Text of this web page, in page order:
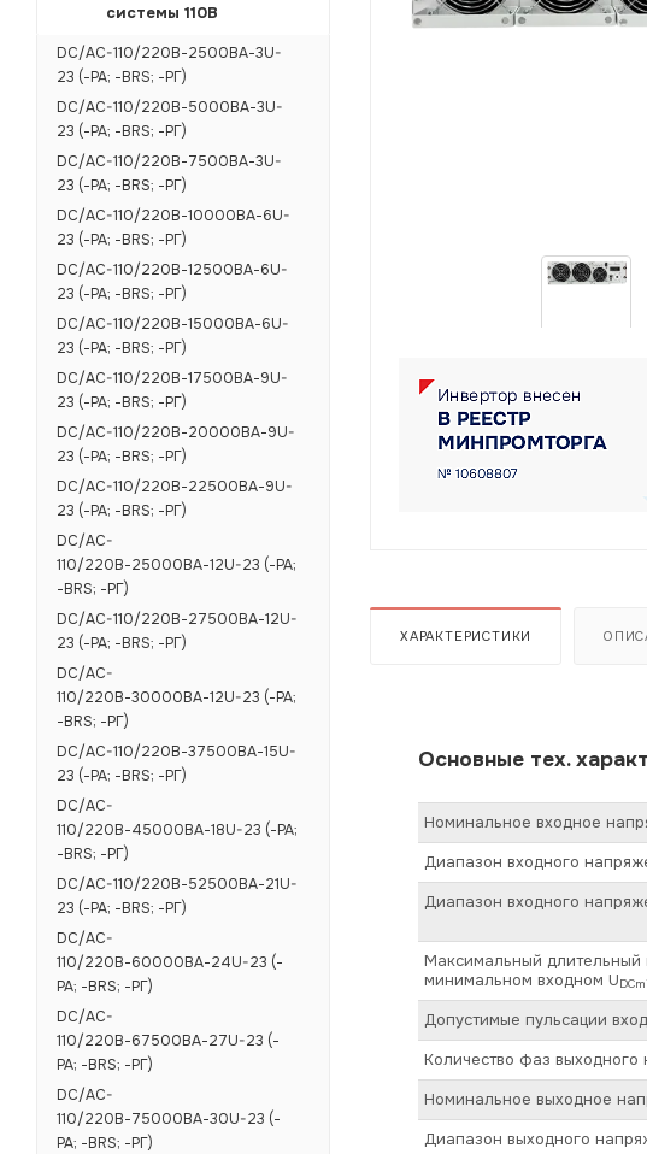
ХАРАКТЕРИСТИКИ
Основные тех.
Номинальное входное
Диапазон входного
Диапазон входного
Максимальный длительный
минимальном входном U
Допустимые пульсации
Количество фаз выходного
Номинальное выходное
Диапазон выходного
системы 110В
DC/AC-110/220В-2500ВА-3U-
23 (-РА; -BRS; -РГ)
DC/AC-110/220В-5000ВА-3U-
23 (-РА; -BRS; -РГ)
DC/AC-110/220В-7500ВА-3U-
23 (-РА; -BRS; -РГ)
DC/AC-110/220В-10000ВА-6U-
23 (-РА; -BRS; -РГ)
DC/AC-110/220В-12500ВА-6U-
23 (-РА; -BRS; -РГ)
DC/AC-110/220В-15000ВА-6U-
23 (-РА; -BRS; -РГ)
DC/AC-110/220В-17500ВА-9U-
23 (-РА; -BRS; -РГ)
DC/AC-110/220В-20000ВА-9U-
23 (-РА; -BRS; -РГ)
DC/AC-110/220В-22500ВА-9U-
23 (-РА; -BRS; -РГ)
DC/AC-
110/220В-25000ВА-12U-23 (-РА;
-BRS; -РГ)
DC/AC-110/220В-27500ВА-12U-
23 (-РА; -BRS; -РГ)
DC/AC-
110/220В-30000ВА-12U-23 (-РА;
-BRS; -РГ)
DC/AC-110/220В-37500ВА-15U-
23 (-РА; -BRS; -РГ)
DC/AC-
110/220В-45000ВА-18U-23 (-РА;
-BRS; -РГ)
DC/AC-110/220В-52500ВА-21U-
23 (-РА; -BRS; -РГ)
DC/AC-
110/220В-60000ВА-24U-23 (-
РА; -BRS; -РГ)
DC/AC-
110/220В-67500ВА-27U-23 (-
РА; -BRS; -РГ)
DC/AC-
110/220В-75000ВА-30U-23 (-
РА; -BRS; -РГ)